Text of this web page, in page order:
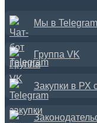
Мы в
Группа VK
Закупки в РХ